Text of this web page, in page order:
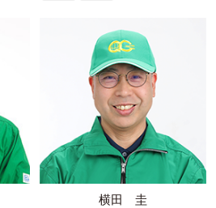
横田 圭